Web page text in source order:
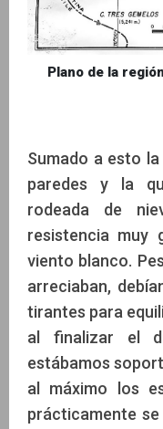
Plano de la
Sumado a esto
paredes y la
rodeada de
resistencia muy
viento blanco.
arreciaban,
tirantes para
al finalizar el
estábamos
al máximo los
prácticamente